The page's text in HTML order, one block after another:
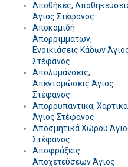
Αποθήκες,
Άγιος Στέφανος
Αποκομιδή
Απορριμμάτων,
Ενοικιάσεις Κάδων
Στέφανος
Απολυμάνσεις,
Απεντομώσεις Άγιος
Στέφανος
Απορρυπαντικά, Χαρτικά
Άγιος Στέφανος
Αποσμητικά Χώρου
Στέφανος
Αποφράξεις
Αποχετεύσεων Άγιος